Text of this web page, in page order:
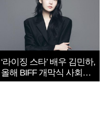
‘라이징 스타’ 배우 김민하,
올해 BIFF 개막식 사회자
확정